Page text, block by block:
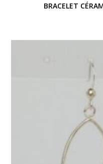
BRACELET